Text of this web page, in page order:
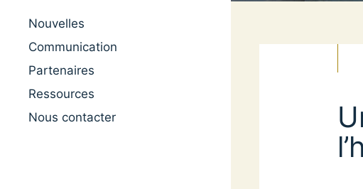
Nouvelles
Communication
Partenaires
Ressources
Nous contacter